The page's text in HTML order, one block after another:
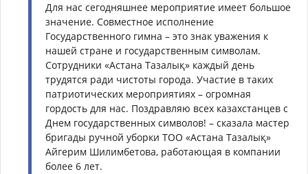
Для нас сегодняшнее мероприятие имеет большое
значение. Совместное исполнение
Государственного гимна – это знак уважения к
нашей стране и государственным символам.
Сотрудники «Астана Тазалық» каждый день
трудятся ради чистоты города. Участие в таких
патриотических мероприятиях – огромная
гордость для нас. Поздравляю всех казахстанцев с
Днем государственных символов! – сказала мастер
бригады ручной уборки ТОО «Астана Тазалық»
Айгерим Шилимбетова, работающая в компании
более 6 лет.